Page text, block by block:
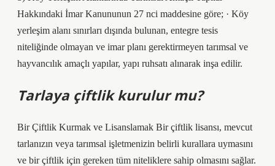
Hakkındaki İmar Kanununun 27 nci maddesine göre; · Köy
yerleşim alanı sınırları dışında bulunan, entegre tesis
niteliğinde olmayan ve imar planı gerektirmeyen tarımsal ve
hayvancılık amaçlı yapılar, yapı ruhsatı alınarak inşa edilir.
Tarlaya çiftlik kurulur mu?
Bir Çiftlik Kurmak ve Lisanslamak Bir çiftlik lisansı, mevcut
tarlanızın veya tarımsal işletmenizin belirli kurallara uymasını
ve bir çiftlik için gereken tüm niteliklere sahip olmasını sağlar.